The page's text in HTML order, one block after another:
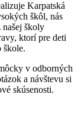
Karpatská
škôl, nás
školy
ktorí pre deti
škole.
v odborných
a návštevu si
skúsenosti.